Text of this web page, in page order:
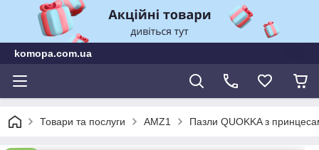
komopa.com.ua
Товари та послуги AMZ1 Пазли QUOKKA з